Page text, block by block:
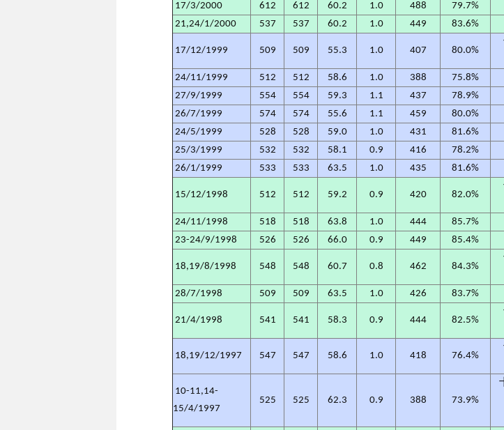
17/3/2000 612 612 60.2 1.0 488 79.7%
21,24/1/2000
537 537 60.2 1.0 449 83.6%
17/12/1999 509 509 55.3 1.0 407 80.0%
24/11/1999 512 512 58.6 1.0 388 75.8%
27/9/1999
554 554 59.3 1.1 437 78.9%
26/7/1999
574 574 55.6 1.1 459 80.0%
24/5/1999
528 528 59.0 1.0 431 81.6%
25/3/1999
532 532 58.1 0.9 416 78.2%
26/1/1999
533 533 63.5 1.0 435 81.6%
15/12/1998 512 512 59.2 0.9 420 82.0%
24/11/1998 518 518 63.8 1.0 444 85.7%
23-24/9/1998
526 526 66.0 0.9 449 85.4%
18,19/8/1998 548 548 60.7 0.8 462 84.3%
28/7/1998 509 509 63.5 1.0 426 83.7%
21/4/1998 541 541 58.3 0.9 444 82.5%
18,19/12/1997 547 547 58.6 1.0 418 76.4%
10-11,14-
15/4/1997
525 525 62.3 0.9 388 73.9%